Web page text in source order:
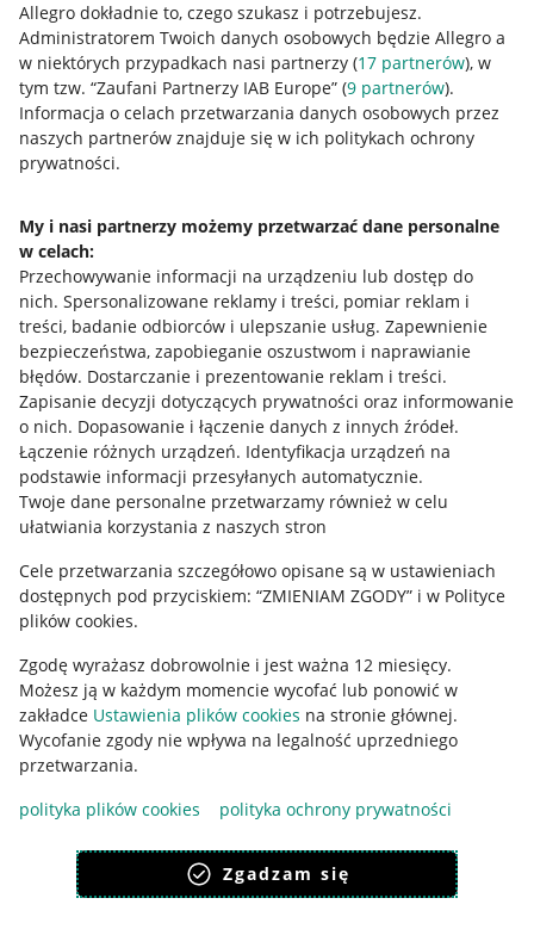
Allegro dokładnie to, czego szukasz i potrzebujesz.
Administratorem Twoich danych osobowych będzie Allegro a
w niektórych przypadkach nasi partnerzy (17 partnerów), w
tym tzw. “Zaufani Partnerzy IAB Europe” (9 partnerów).
Informacja o celach przetwarzania danych osobowych przez
naszych partnerów znajduje się w ich politykach ochrony
prywatności.
My i nasi partnerzy możemy przetwarzać dane personalne
w celach:
Przechowywanie informacji na urządzeniu lub dostęp do
nich. Spersonalizowane reklamy i treści, pomiar reklam i
treści, badanie odbiorców i ulepszanie usług. Zapewnienie
bezpieczeństwa, zapobieganie oszustwom i naprawianie
błędów. Dostarczanie i prezentowanie reklam i treści.
Zapisanie decyzji dotyczących prywatności oraz informowanie
o nich. Dopasowanie i łączenie danych z innych źródeł.
Łączenie różnych urządzeń. Identyfikacja urządzeń na
podstawie informacji przesyłanych automatycznie.
Twoje dane personalne przetwarzamy również w celu
ułatwiania korzystania z naszych stron
Cele przetwarzania szczegółowo opisane są w ustawieniach
dostępnych pod przyciskiem: “ZMIENIAM ZGODY” i w Polityce
plików cookies.
Zgodę wyrażasz dobrowolnie i jest ważna 12 miesięcy.
Możesz ją w każdym momencie wycofać lub ponowić w
zakładce Ustawienia plików cookies na stronie głównej.
Wycofanie zgody nie wpływa na legalność uprzedniego
przetwarzania.
polityka plików cookies
polityka ochrony prywatności
Zgadzam się
Przydatne informacje
Jak to działa
Allegro Gadane dla sprzedających
Allegro Gadane dla kupujących
Mapa miejscowości
Informacje prawne
Regulamin
Polityka plików "cookies"
Ustawienia plików "cookies"
Udostępnianie lokalizacji
Informacje dla Aktu o Usługach Cyfrowych
Pobierz aplikację